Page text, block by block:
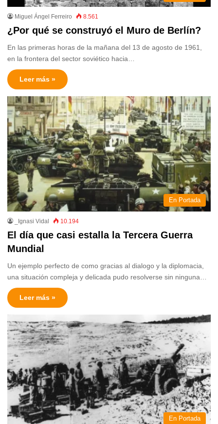
Miguel Ángel Ferreiro 8.561
¿Por qué se construyó el Muro de Berlín?
En las primeras horas de la mañana del 13 de agosto de 1961,
en la frontera del sector soviético hacia…
Leer más »
En Portada
_Ignasi Vidal 10.194
El día que casi estalla la Tercera Guerra
Mundial
Un ejemplo perfecto de como gracias al dialogo y la diplomacia,
una situación compleja y delicada pudo resolverse sin ninguna…
Leer más »
En Portada